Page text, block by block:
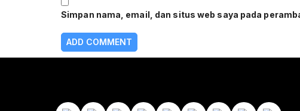
Simpan nama, email, dan situs web saya pada